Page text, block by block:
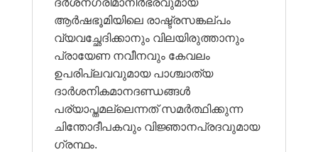
ദർശനഗരിമാനിർഭരവുമായ
ആർഷഭൂമിയിലെ രാഷ്ട്രസങ്കല്പം
വ്യവച്ഛേദിക്കാനും വിലയിരുത്താനും
പ്രായേണ നവീനവും കേവലം
ഉപരിപ്ലവവുമായ പാശ്ചാത്യ
ദാർശനികമാനദണ്ഡങ്ങൾ
പര്യാപ്തമല്ലെന്നത് സമർത്ഥിക്കുന്ന
ചിന്തോദീപകവും വിജ്ഞാനപ്രദവുമായ
ഗ്രന്ഥം.